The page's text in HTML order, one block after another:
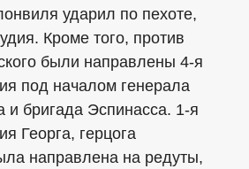
ударил по пехоте,
Кроме того, против
были направлены 4-я
под началом генерала
и бригада Эспинасса. 1-я
Георга, герцога
направлена на редуты,